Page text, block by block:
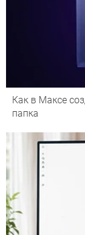
Как в Максе
папка